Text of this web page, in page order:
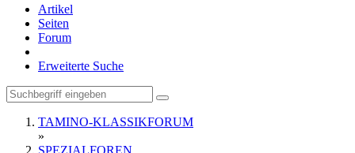
Artikel
Seiten
Forum
Erweiterte Suche
TAMINO-KLASSIKFORUM
»
SPEZIALFOREN